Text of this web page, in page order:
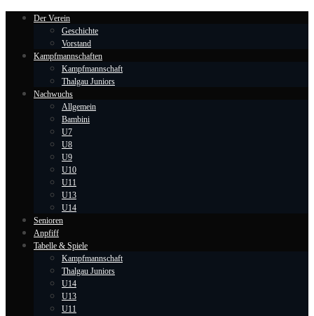
Der Verein
Geschichte
Vorstand
Kampfmannschaften
Kampfmannschaft
Thalgau Juniors
Nachwuchs
Allgemein
Bambini
U7
U8
U9
U10
U11
U13
U14
Senioren
Anpfiff
Tabelle & Spiele
Kampfmannschaft
Thalgau Juniors
U14
U13
U11